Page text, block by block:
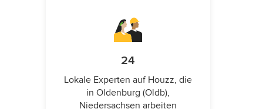
24
Lokale Experten auf Houzz, die
in Oldenburg (Oldb),
Niedersachsen arbeiten